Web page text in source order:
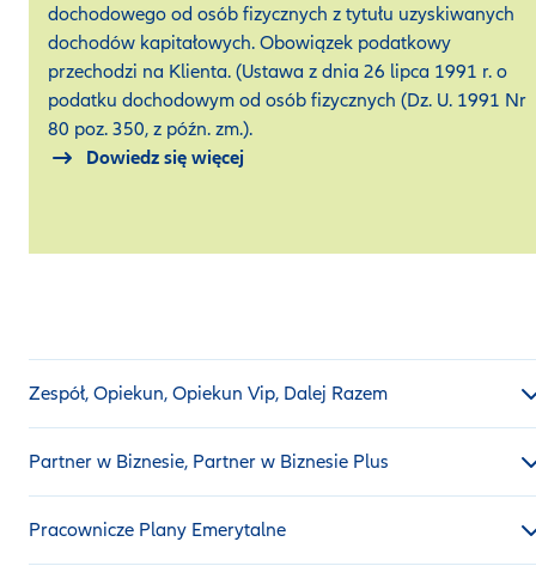
dochodowego od osób fizycznych z tytułu uzyskiwanych
dochodów kapitałowych. Obowiązek podatkowy
przechodzi na Klienta. (Ustawa z dnia 26 lipca 1991 r. o
podatku dochodowym od osób fizycznych (Dz. U. 1991 Nr
80 poz. 350, z późn. zm.).
Dowiedz się więcej
Zespół, Opiekun, Opiekun Vip, Dalej Razem
Partner w Biznesie, Partner w Biznesie Plus
Pracownicze Plany Emerytalne